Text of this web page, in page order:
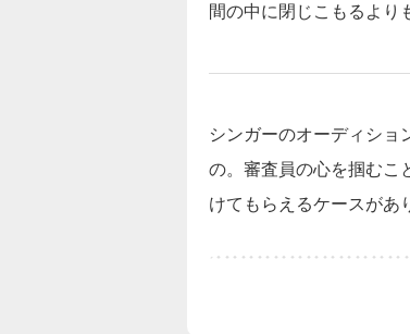
間の中に閉じこもるより
シンガーのオーディショ
の。審査員の心を掴むこ
けてもらえるケースがあ